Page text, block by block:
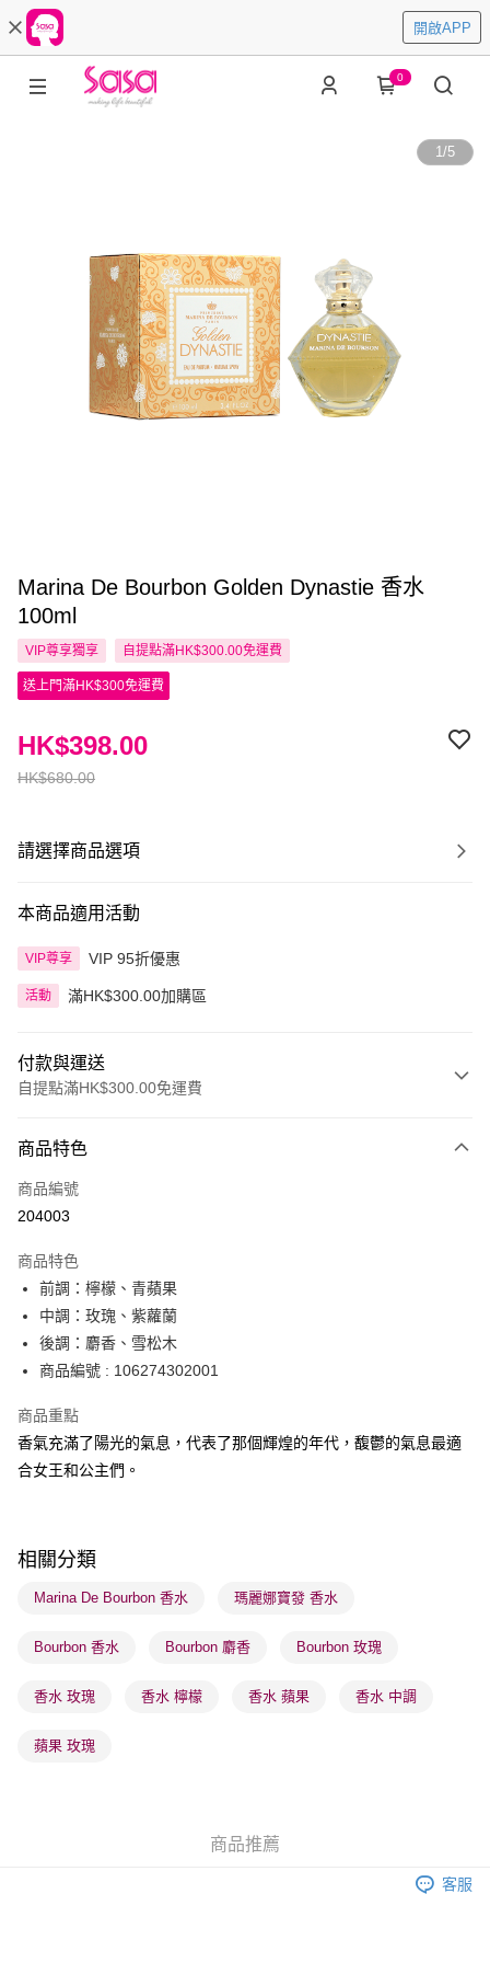
開啟APP
0
1/5
Marina De Bourbon Golden Dynastie 香水
100ml
VIP尊享獨享 自提點滿HK$300.00免運費
送上門滿HK$300免運費
HK$680.00
HK$398.00
請選擇商品選項
本商品適用活動
VIP尊享 VIP 95折優惠
活動 滿HK$300.00加購區
付款與運送
自提點滿HK$300.00免運費
信用卡
Apple Pay
PayMe
WeChat Pay
BoC Pay
送貨方式
順豐自助櫃 - 確認發貨後1-3個工作天送達
每筆HK$65.00，滿HK$300.00或以上免運費
每筆HK$65.00，滿HK$300.00或以上免運費
確認發貨後1-3 工作天送達，訂單將隨機分配至SF順豐速運或京東
每筆HK$65.00，滿HK$300.00或以上免運費
(香港門市) 只顯示可選門市。確認發貨後2-5個工作天到店，3天內
每筆HK$20.00，滿HK$100.00或以上免運費
商品特色
商品編號
204003
商品特色
前調：檸檬、青蘋果
中調：玫瑰、紫蘿蘭
後調：麝香、雪松木
商品編號 : 106274302001
商品重點
香氣充滿了陽光的氣息，代表了那個輝煌的年代，馥鬱的氣息最適
合女王和公主們。
相關分類
Marina De Bourbon 香水 瑪麗娜寶發 香水
Bourbon 香水 Bourbon 麝香 Bourbon 玫瑰
香水 玫瑰 香水 檸檬 香水 蘋果 香水 中調
蘋果 玫瑰
商品推薦
客服